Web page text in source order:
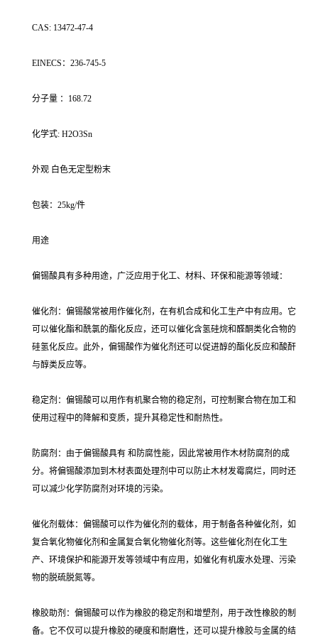
CAS: 13472-47-4
EINECS：236-745-5
分子量 ：168.72
化学式: H2O3Sn
外观 白色无定型粉末
包装：25kg/件
用途
偏锡酸具有多种用途，广泛应用于化工、材料、环保和能源等领域：
催化剂：偏锡酸常被用作催化剂，在有机合成和化工生产中有应用。它
可以催化酯和酰氯的酯化反应，还可以催化含氢硅烷和醛酮类化合物的
硅氢化反应。此外，偏锡酸作为催化剂还可以促进醇的酯化反应和酸酐
与醇类反应等。
稳定剂：偏锡酸可以用作有机聚合物的稳定剂，可控制聚合物在加工和
使用过程中的降解和变质，提升其稳定性和耐热性。
防腐剂：由于偏锡酸具有 和防腐性能，因此常被用作木材防腐剂的成
分。将偏锡酸添加到木材表面处理剂中可以防止木材发霉腐烂，同时还
可以减少化学防腐剂对环境的污染。
催化剂载体：偏锡酸可以作为催化剂的载体，用于制备各种催化剂，如
复合氧化物催化剂和金属复合氧化物催化剂等。这些催化剂在化工生
产、环境保护和能源开发等领域中有应用，如催化有机废水处理、污染
物的脱硫脱氮等。
橡胶助剂：偏锡酸可以作为橡胶的稳定剂和增塑剂，用于改性橡胶的制
备。它不仅可以提升橡胶的硬度和耐磨性，还可以提升橡胶与金属的结